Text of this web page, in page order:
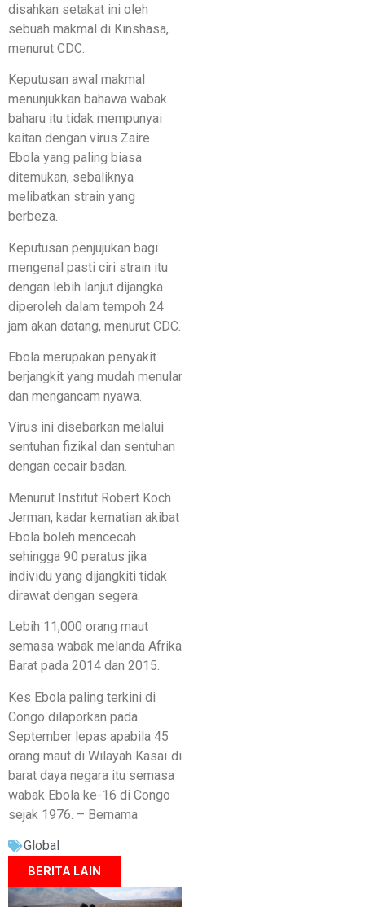
disahkan setakat ini oleh
sebuah makmal di Kinshasa,
menurut CDC.
Keputusan awal makmal
menunjukkan bahawa wabak
baharu itu tidak mempunyai
kaitan dengan virus Zaire
Ebola yang paling biasa
ditemukan, sebaliknya
melibatkan strain yang
berbeza.
Keputusan penjujukan bagi
mengenal pasti ciri strain itu
dengan lebih lanjut dijangka
diperoleh dalam tempoh 24
jam akan datang, menurut CDC.
Ebola merupakan penyakit
berjangkit yang mudah menular
dan mengancam nyawa.
Virus ini disebarkan melalui
sentuhan fizikal dan sentuhan
dengan cecair badan.
Menurut Institut Robert Koch
Jerman, kadar kematian akibat
Ebola boleh mencecah
sehingga 90 peratus jika
individu yang dijangkiti tidak
dirawat dengan segera.
Lebih 11,000 orang maut
semasa wabak melanda Afrika
Barat pada 2014 dan 2015.
Kes Ebola paling terkini di
Congo dilaporkan pada
September lepas apabila 45
orang maut di Wilayah Kasaï di
barat daya negara itu semasa
wabak Ebola ke-16 di Congo
sejak 1976. – Bernama
Global
BERITA LAIN